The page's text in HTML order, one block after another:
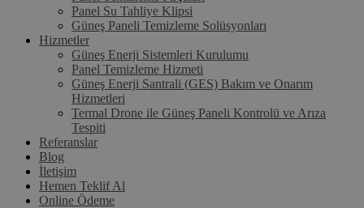
Panel Su Tahliye Klipsi
Güneş Paneli Temizleme Solüsyonları
Hizmetler
Güneş Enerji Sistemleri Kurulumu
Panel Temizleme Hizmeti
Güneş Enerji Santrali (GES) Bakım ve Onarım
Hizmetleri
Termal Drone ile Güneş Paneli Kontrolü ve Arıza
Tespiti
Referanslar
Blog
İletişim
Hemen Teklif Al
Online Ödeme